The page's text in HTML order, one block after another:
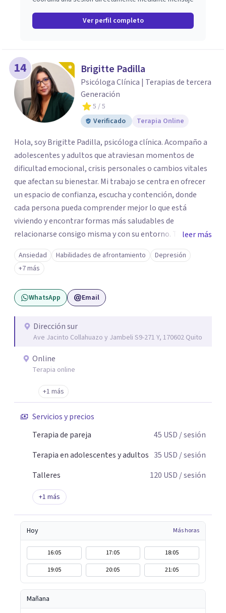
Ver perfil completo
14 Brigitte Padilla
Psicóloga Clínica | Terapias de tercera
Generación
5 / 5
Verificado
Terapia Online
Hola, soy Brigitte Padilla, psicóloga clínica. Acompaño a
adolescentes y adultos que atraviesan momentos de
dificultad emocional, crisis personales o cambios vitales
que afectan su bienestar. Mi trabajo se centra en ofrecer
un espacio de confianza, escucha y contención, donde
cada persona pueda comprender mejor lo que está
viviendo y encontrar formas más saludables de
relacionarse consigo misma y con su entorno. Trabajo
desde terapias conductuales contextuales y enfoques
basados en evidencia, adaptando el proceso a las
necesidades particulares de cada paciente.
leer más
Ansiedad Habilidades de afrontamiento
Depresión
+7 más
WhatsApp Email
Dirección sur
Ave Jacinto Collahuazo y Jambeli S9-271 Y, 170602 Quito
Online
Terapia online
+1 más
Servicios y precios
Terapia de pareja
45 USD / sesión
Terapia en adolescentes y adultos 35 USD / sesión
Talleres
120 USD / sesión
+1 más
Hoy Más horas
16:05 17:05
18:05
19:05
20:05 21:05
Mañana